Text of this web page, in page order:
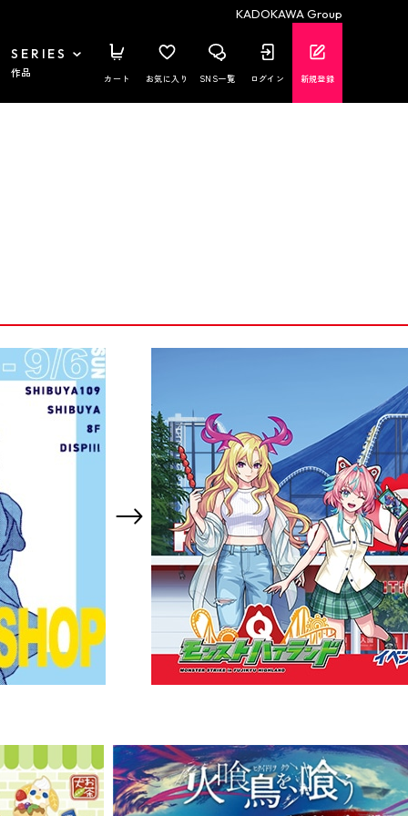
KADOKAWA Group
SERIES
作品 カート お気に入り SNS一覧 ログイン 新規登録